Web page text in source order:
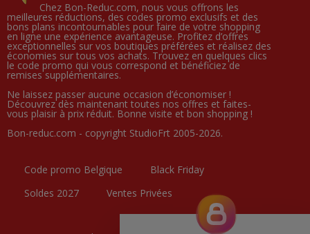
Chez Bon-Reduc.com, nous vous offrons les
meilleures réductions, des codes promo exclusifs et des
bons plans incontournables pour faire de votre shopping
en ligne une expérience avantageuse. Profitez d’offres
exceptionnelles sur vos boutiques préférées et réalisez des
économies sur tous vos achats. Trouvez en quelques clics
le code promo qui vous correspond et bénéficiez de
remises supplémentaires.
Ne laissez passer aucune occasion d’économiser !
Découvrez dès maintenant toutes nos offres et faites-
vous plaisir à prix réduit. Bonne visite et bon shopping !
Bon-reduc.com - copyright StudioFrt 2005-2026.
Code promo Belgique
Black Friday
Soldes 2027
Ventes Privées